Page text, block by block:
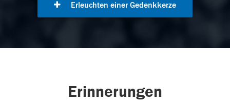
Erleuchten einer Gedenkkerze
Erinnerungen